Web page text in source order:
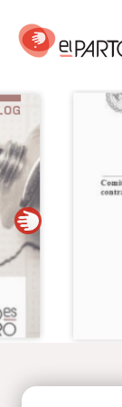
contenido
Nueva